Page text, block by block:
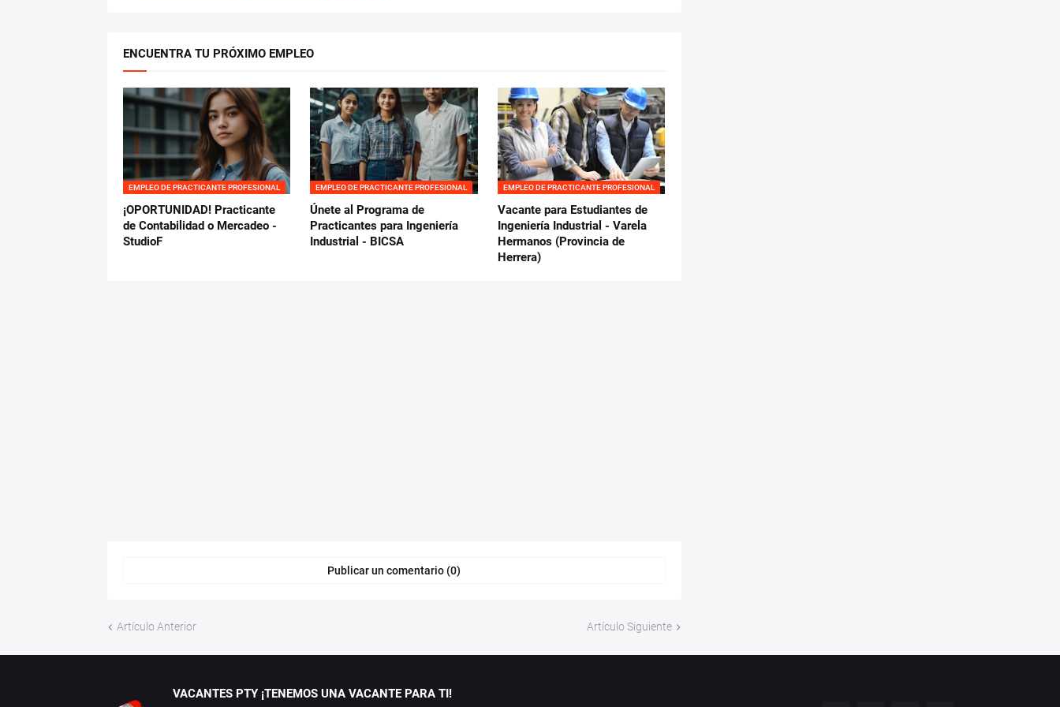
ENCUENTRA TU PRÓXIMO EMPLEO
EMPLEO DE PRACTICANTE PROFESIONAL
¡OPORTUNIDAD! Practicante
de Contabilidad o Mercadeo -
StudioF
EMPLEO DE PRACTICANTE PROFESIONAL
Únete al Programa de
Practicantes para Ingeniería
Industrial - BICSA
EMPLEO DE PRACTICANTE PROFESIONAL
Vacante para Estudiantes de
Ingeniería Industrial - Varela
Hermanos (Provincia de
Herrera)
Publicar un comentario (0)
Artículo Anterior Artículo Siguiente
VACANTES PTY ¡TENEMOS UNA VACANTE PARA TI!